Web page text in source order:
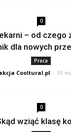
0
– od czego
dla nowych
Praca
Cooltural.pl - 31
0
wziąć klasę